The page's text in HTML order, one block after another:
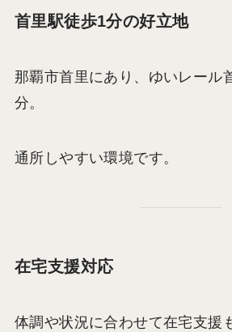
首里駅徒歩1分の好立地
那覇市首里にあり、ゆいレール
分。
通所しやすい環境です。
在宅支援対応
体調や状況に合わせて在宅支援